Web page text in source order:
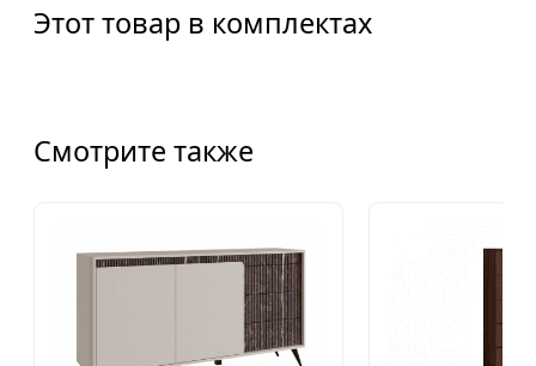
Этот товар в комплектах
Смотрите также